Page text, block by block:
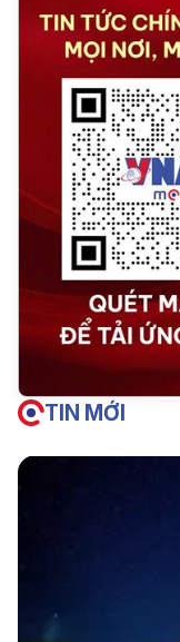
TIN MỚI